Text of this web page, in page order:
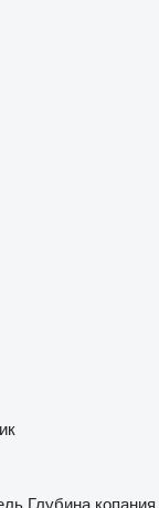
Глубина копания